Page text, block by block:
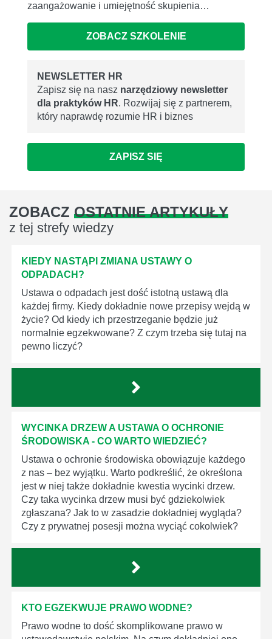
zaangażowanie i umiejętność skupienia…
ZOBACZ SZKOLENIE
NEWSLETTER HR
Zapisz się na nasz narzędziowy newsletter
dla praktyków HR. Rozwijaj się z partnerem,
który naprawdę rozumie HR i biznes
ZAPISZ SIĘ
ZOBACZ OSTATNIE ARTYKUŁY
z tej strefy wiedzy
KIEDY NASTĄPI ZMIANA USTAWY O
ODPADACH?
Ustawa o odpadach jest dość istotną ustawą dla
każdej firmy. Kiedy dokładnie nowe przepisy wejdą w
życie? Od kiedy ich przestrzeganie będzie już
normalnie egzekwowane? Z czym trzeba się tutaj na
pewno liczyć?
WYCINKA DRZEW A USTAWA O OCHRONIE
ŚRODOWISKA - CO WARTO WIEDZIEĆ?
Ustawa o ochronie środowiska obowiązuje każdego
z nas – bez wyjątku. Warto podkreślić, że określona
jest w niej także dokładnie kwestia wycinki drzew.
Czy taka wycinka drzew musi być gdziekolwiek
zgłaszana? Jak to w zasadzie dokładniej wygląda?
Czy z prywatnej posesji można wyciąć cokolwiek?
KTO EGZEKWUJE PRAWO WODNE?
Prawo wodne to dość skomplikowane prawo w